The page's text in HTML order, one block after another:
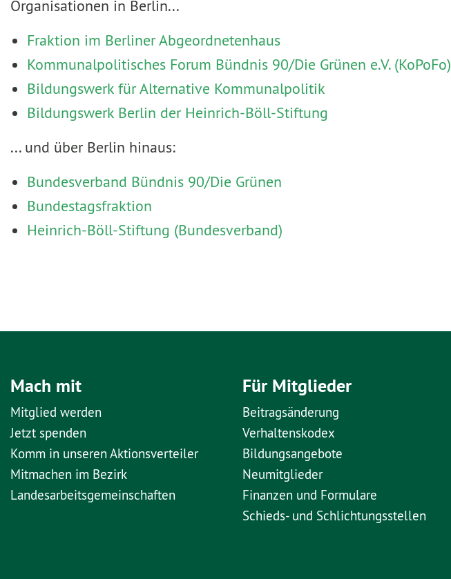
Organisationen in Berlin...
Fraktion im Berliner Abgeordnetenhaus
Kommunalpolitisches Forum Bündnis 90/Die Grünen e.V. (KoPoFo)
Bildungswerk für Alternative Kommunalpolitik
Bildungswerk Berlin der Heinrich-Böll-Stiftung
... und über Berlin hinaus:
Bundesverband Bündnis 90/Die Grünen
Bundestagsfraktion
Heinrich-Böll-Stiftung (Bundesverband)
Mach mit
Mitglied werden
Jetzt spenden
Komm in unseren Aktionsverteiler
Mitmachen im Bezirk
Landesarbeitsgemeinschaften
Für Mitglieder
Beitragsänderung
Verhaltenskodex
Bildungsangebote
Neumitglieder
Finanzen und Formulare
Schieds- und Schlichtungsstellen